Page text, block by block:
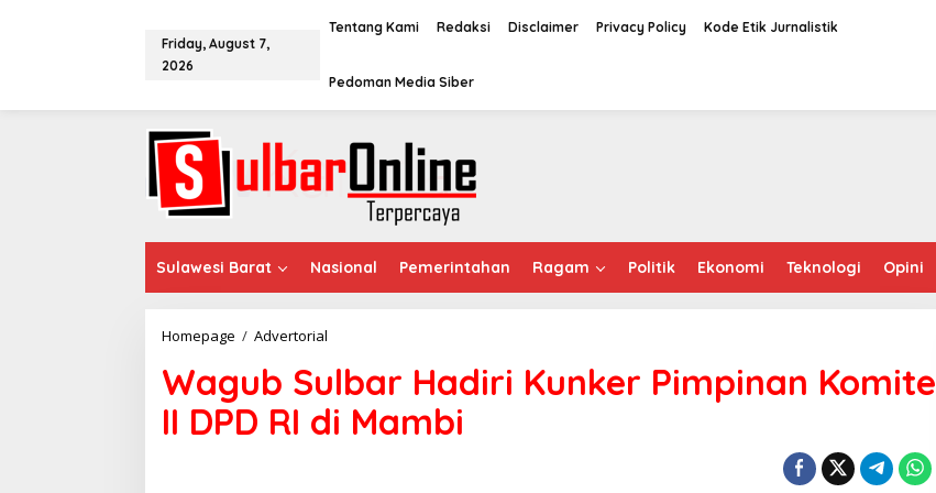
o
Friday, August 7,
2026
Tentang Kami Redaksi Disclaimer Privacy Policy Kode Etik Jurnalistik
Pedoman Media Siber
Sulawesi Barat Nasional Pemerintahan Ragam Politik Ekonomi Teknologi Opini
Homepage / Advertorial
g
u
b
S
Wagub Sulbar Hadiri Kunker Pimpinan Komite
II DPD RI di Mambi